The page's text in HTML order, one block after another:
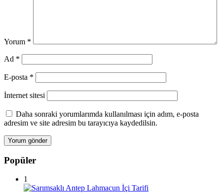
Yorum *
Ad *
E-posta *
İnternet sitesi
Daha sonraki yorumlarımda kullanılması için adım, e-posta
adresim ve site adresim bu tarayıcıya kaydedilsin.
Popüler
1